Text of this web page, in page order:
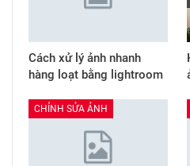
Cách xử lý ảnh nhanh
hàng loạt bằng lightroom
CHỈNH SỬA ẢNH